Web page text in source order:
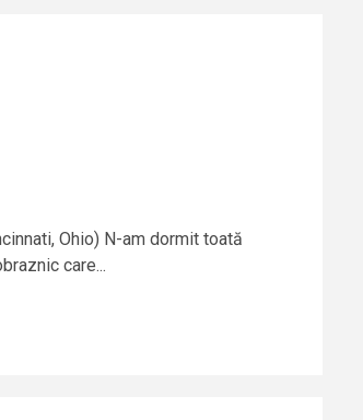
Ohio) N-am dormit toată
care...